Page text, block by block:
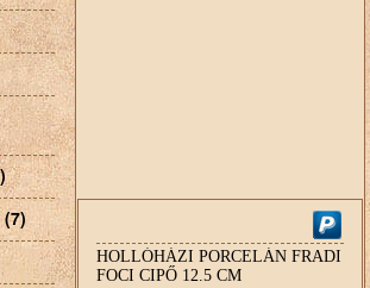
HOLLÓHÁZI PORCELÁN FRADI
FOCI CIPŐ 12.5 CM